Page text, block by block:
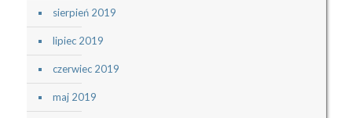
sierpień 2019
lipiec 2019
czerwiec 2019
maj 2019